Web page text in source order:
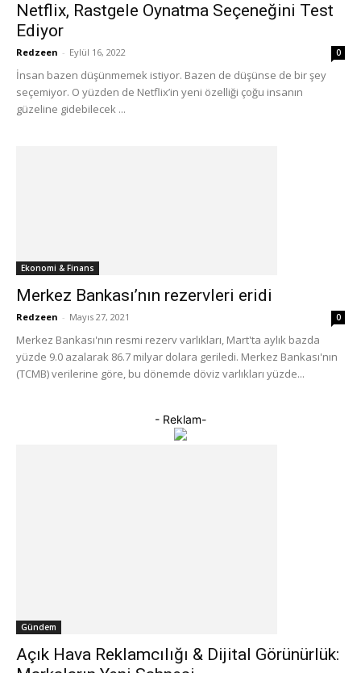
Netflix, Rastgele Oynatma Seçeneğini Test
Ediyor
Redzeen - Eylül 16, 2022 0
İnsan bazen düşünmemek istiyor. Bazen de düşünse de bir şey
seçemiyor. O yüzden de Netflix’in yeni özelliği çoğu insanın
güzeline gidebilecek ...
Ekonomi & Finans
Merkez Bankası’nın rezervleri eridi
Redzeen - Mayıs 27, 2021 0
Merkez Bankası'nın resmi rezerv varlıkları, Mart'ta aylık bazda
yüzde 9.0 azalarak 86.7 milyar dolara geriledi. Merkez Bankası'nın
(TCMB) verilerine göre, bu dönemde döviz varlıkları yüzde...
- Reklam-
Gündem
Açık Hava Reklamcılığı & Dijital Görünürlük: